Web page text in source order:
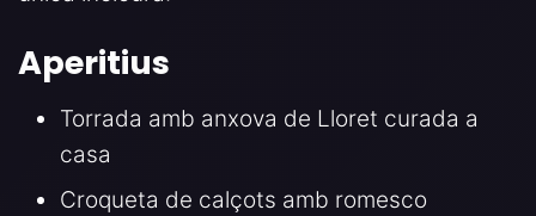
Aperitius
Torrada amb anxova de Lloret curada a
casa
Croqueta de calçots amb romesco